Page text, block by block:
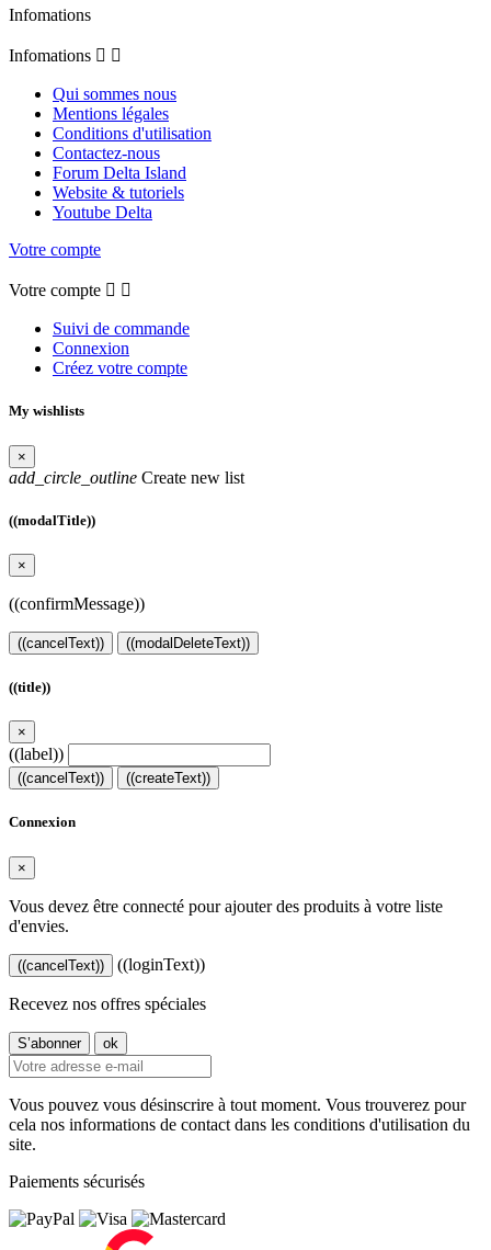
Infomations
Infomations  
Qui sommes nous
Mentions légales
Conditions d'utilisation
Contactez-nous
Forum Delta Island
Website & tutoriels
Youtube Delta
Votre compte
Votre compte  
Suivi de commande
Connexion
Créez votre compte
My wishlists
×
add_circle_outline Create new list
((modalTitle))
×
((confirmMessage))
((cancelText)) ((modalDeleteText))
((title))
×
((label))
((cancelText)) ((createText))
Connexion
×
Vous devez être connecté pour ajouter des produits à votre liste
d'envies.
((cancelText)) ((loginText))
Recevez nos offres spéciales
Vous pouvez vous désinscrire à tout moment. Vous trouverez pour
cela nos informations de contact dans les conditions d'utilisation du
site.
Paiements sécurisés